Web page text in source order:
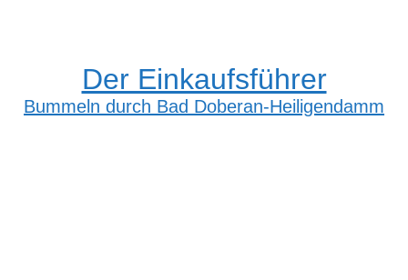
Der Einkaufsführer
Bummeln durch Bad Doberan-Heiligendamm